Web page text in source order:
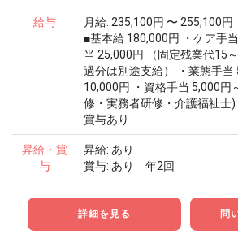
給与
月給: 235,100円 〜 255,100円
■基本給 180,000円 ・ケア手
当 25,000円 （固定残業代15
過分は別途支給） ・業態手当
10,000円 ・資格手当 5,000円
修・実務者研修・介護福祉士
賞与あり
昇給・賞
与
昇給: あり
賞与: あり 年2回
詳細を見る 問